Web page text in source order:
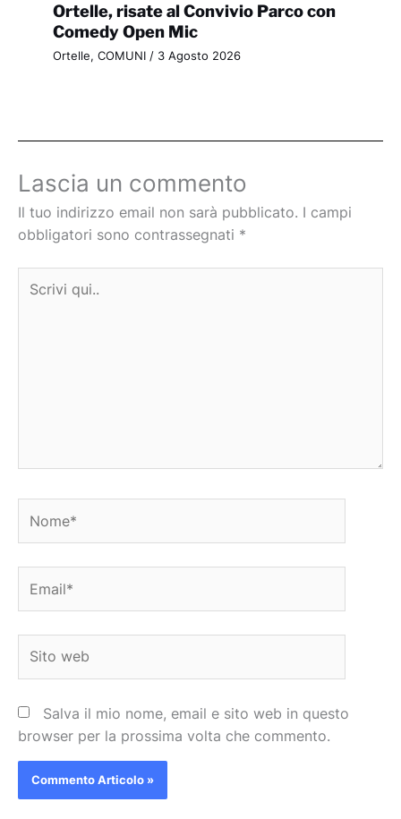
Ortelle, risate al Convivio Parco con
Comedy Open Mic
Ortelle, COMUNI/ 3 Agosto 2026
Lascia un commento
Il tuo indirizzo email non sarà pubblicato. I campi
obbligatori sono contrassegnati *
qui..
web
Salva il mio nome, email e sito web in questo
browser per la prossima volta che commento.